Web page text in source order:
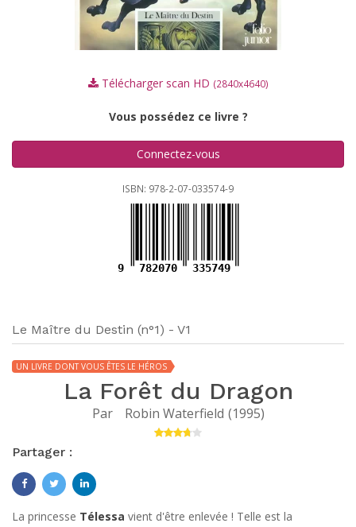
Télécharger scan HD (2840x4640)
Vous possédez ce livre ?
Connectez-vous
ISBN: 978-2-07-033574-9
9 782070 335749
Le Maître du Destin (n°1) - V1
UN LIVRE DONT VOUS ÊTES LE HÉROS
La Forêt du Dragon
Par Robin Waterfield (1995)
Partager :
La princesse Télessa vient d'être enlevée ! Telle est la